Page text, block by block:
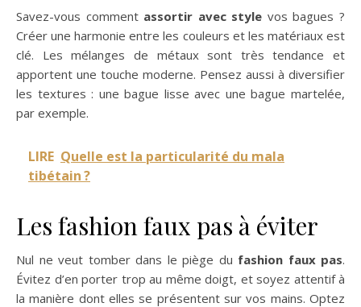
Savez-vous comment assortir avec style vos bagues ?
Créer une harmonie entre les couleurs et les matériaux est
clé. Les mélanges de métaux sont très tendance et
apportent une touche moderne. Pensez aussi à diversifier
les textures : une bague lisse avec une bague martelée,
par exemple.
LIRE Quelle est la particularité du mala
tibétain ?
Les fashion faux pas à éviter
Nul ne veut tomber dans le piège du fashion faux pas.
Évitez d’en porter trop au même doigt, et soyez attentif à
la manière dont elles se présentent sur vos mains. Optez